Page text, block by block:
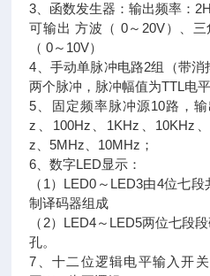
3、函数发生器：输出频率：
可输出 方波（ 0～20V）、
（ 0～10V）
4、手动单脉冲电路2组（带
两个脉冲，脉冲幅值为TTL电平
5、固定频率脉冲源10路，
z、100Hz、1KHz、10KHz
z、5MHz、10MHz；
6、数字LED显示：
（1）LED0～LED3由4位七
制译码器组成
（2）LED4～LED5两位七段
孔。
7、十二位逻辑电平输入开关